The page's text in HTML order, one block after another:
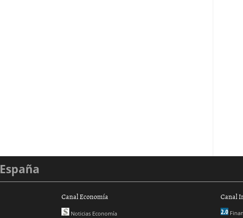
España
Canal Economía
Noticias Economía
Canal